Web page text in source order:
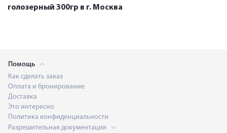
голозерный 300гр в г. Москва
Помощь
Как сделать заказ
Оплата и бронирование
Доставка
Это интересно
Политика конфиденциальности
Разрешительная документация